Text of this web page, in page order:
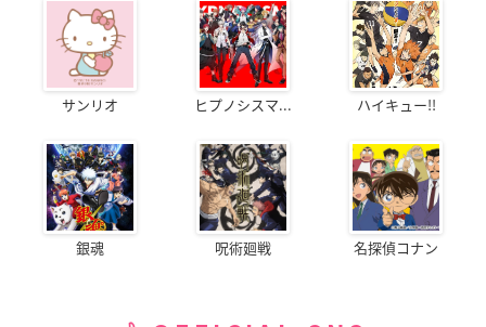
サンリオ ヒプノシスマ... ハイキュー!!
銀魂 呪術廻戦 名探偵コナン